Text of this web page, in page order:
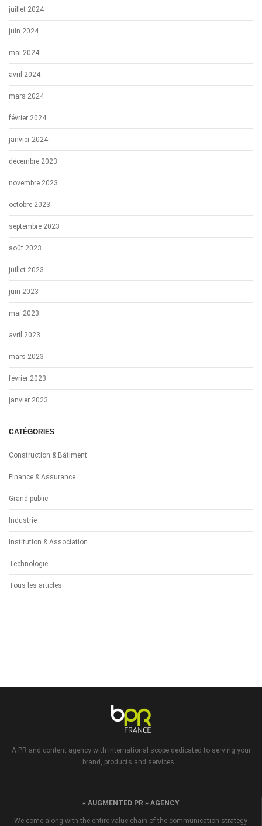
juillet 2024
juin 2024
mai 2024
avril 2024
mars 2024
février 2024
janvier 2024
décembre 2023
novembre 2023
octobre 2023
septembre 2023
août 2023
juillet 2023
juin 2023
mai 2023
avril 2023
mars 2023
février 2023
janvier 2023
CATÉGORIES
Construction & Bâtiment
Finance & Assurance
Grand public
Industrie
Institution & Association
Technologie
Tous les articles
A PR and content agency with international scope dedicated to serving your
brand, products and services...
« AUGMENTED PR » AGENCY
We come along with the entire value chain of the communication strategy